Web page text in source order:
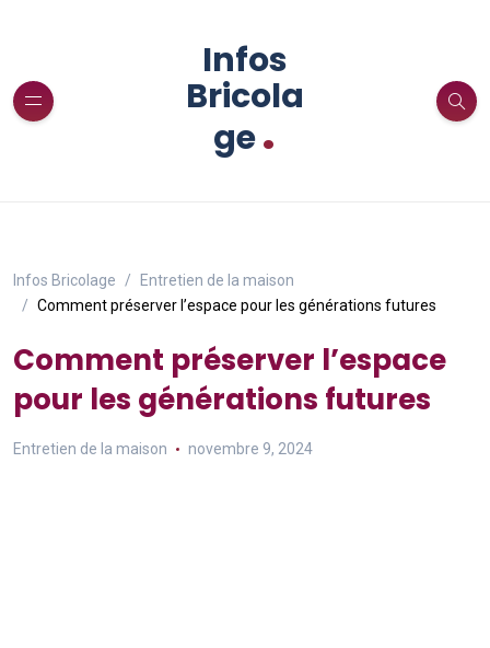
Infos
Bricola
ge.
Infos Bricolage
Entretien de la maison
Comment préserver l’espace pour les générations futures
Comment préserver l’espace
pour les générations futures
Entretien de la maison novembre 9, 2024